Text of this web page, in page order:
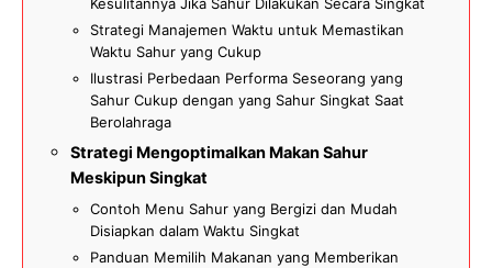
Strategi Manajemen Waktu untuk Memastikan
Waktu Sahur yang Cukup
Ilustrasi Perbedaan Performa Seseorang yang
Sahur Cukup dengan yang Sahur Singkat Saat
Berolahraga
Strategi Mengoptimalkan Makan Sahur
Meskipun Singkat
Contoh Menu Sahur yang Bergizi dan Mudah
Disiapkan dalam Waktu Singkat
Panduan Memilih Makanan yang Memberikan